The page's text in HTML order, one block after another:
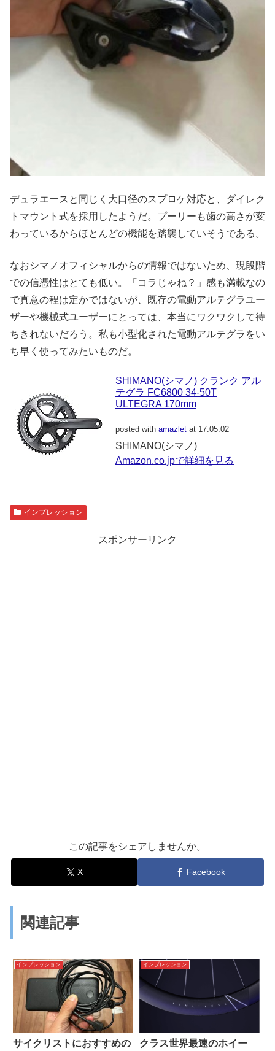
デュラエースと同じく大口径のスプロケ対応と、ダイレク
トマウント式を採用したようだ。プーリーも歯の高さが変
わっているからほとんどの機能を踏襲していそうである。
なおシマノオフィシャルからの情報ではないため、現段階
での信憑性はとても低い。「コラじゃね？」感も満載なの
で真意の程は定かではないが、既存の電動アルテグラユー
ザーや機械式ユーザーにとっては、本当にワクワクして待
ちきれないだろう。私も小型化された電動アルテグラをい
ち早く使ってみたいものだ。
SHIMANO(シマノ) クランク アル
テグラ FC6800 34-50T
ULTEGRA 170mm
posted with amazlet at 17.05.02
SHIMANO(シマノ)
Amazon.co.jpで詳細を見る
インプレッション
スポンサーリンク
この記事をシェアしませんか。
X Facebook
関連記事
インプレッション
サイクリストにおすすめの
インプレッション
クラス世界最速のホイー